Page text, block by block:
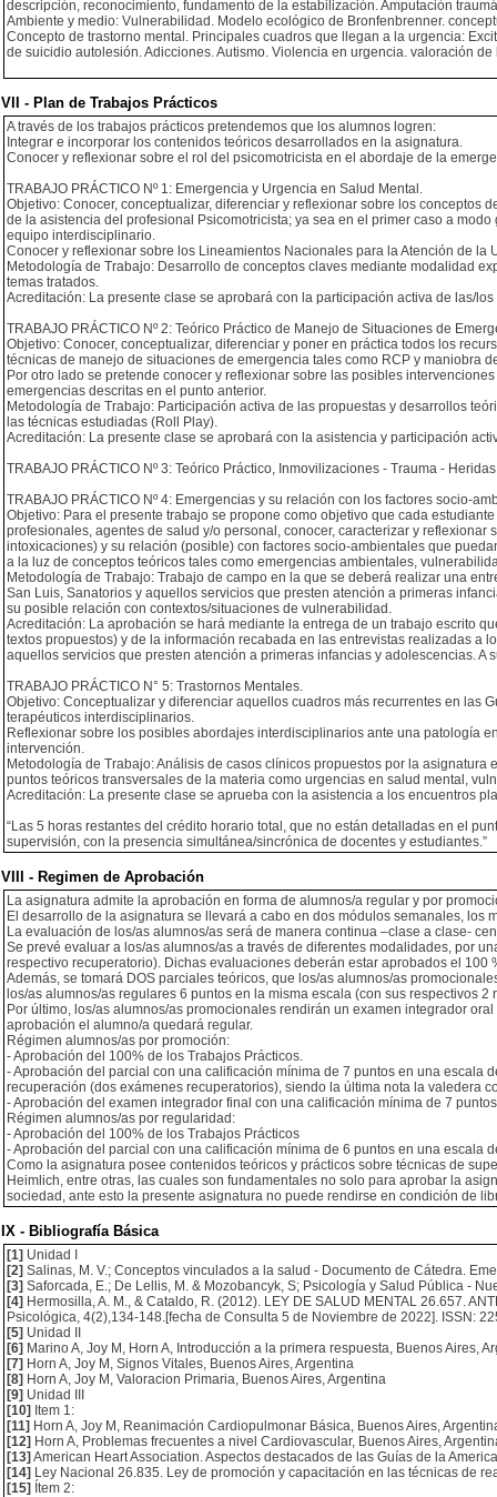
descripción, reconocimiento, fundamento de la estabilización. Amputación
Ambiente y medio: Vulnerabilidad. Modelo ecológico de Bronfenbrenner.
Concepto de trastorno mental. Principales cuadros que llegan a la urgencia:
de suicidio autolesión. Adicciones. Autismo. Violencia en urgencia. valoración
VII - Plan de Trabajos Prácticos
A través de los trabajos prácticos pretendemos que los alumnos logren:
Integrar e incorporar los contenidos teóricos desarrollados en la asignatura.
Conocer y reflexionar sobre el rol del psicomotricista en el abordaje de la
TRABAJO PRÁCTICO Nº 1: Emergencia y Urgencia en Salud Mental.
Objetivo: Conocer, conceptualizar, diferenciar y reflexionar sobre los
de la asistencia del profesional Psicomotricista; ya sea en el primer caso a
equipo interdisciplinario.
Conocer y reflexionar sobre los Lineamientos Nacionales para la Atención de la
Metodología de Trabajo: Desarrollo de conceptos claves mediante modalidad
temas tratados.
Acreditación: La presente clase se aprobará con la participación activa de las/
TRABAJO PRÁCTICO Nº 2: Teórico Práctico de Manejo de Situaciones de
Objetivo: Conocer, conceptualizar, diferenciar y poner en práctica todos los
técnicas de manejo de situaciones de emergencia tales como RCP y maniobra
Por otro lado se pretende conocer y reflexionar sobre las posibles
emergencias descritas en el punto anterior.
Metodología de Trabajo: Participación activa de las propuestas y desarrollos
las técnicas estudiadas (Roll Play).
Acreditación: La presente clase se aprobará con la asistencia y participación
TRABAJO PRÁCTICO Nº 3: Teórico Práctico, Inmovilizaciones - Trauma -
TRABAJO PRÁCTICO Nº 4: Emergencias y su relación con los factores socio-
Objetivo: Para el presente trabajo se propone como objetivo que cada
profesionales, agentes de salud y/o personal, conocer, caracterizar y
intoxicaciones) y su relación (posible) con factores socio-ambientales que
a la luz de conceptos teóricos tales como emergencias ambientales,
Metodología de Trabajo: Trabajo de campo en la que se deberá realizar una
San Luis, Sanatorios y aquellos servicios que presten atención a primeras
su posible relación con contextos/situaciones de vulnerabilidad.
Acreditación: La aprobación se hará mediante la entrega de un trabajo escrito
textos propuestos) y de la información recabada en las entrevistas realizadas a
aquellos servicios que presten atención a primeras infancias y adolescencias.
TRABAJO PRÁCTICO N° 5: Trastornos Mentales.
Objetivo: Conceptualizar y diferenciar aquellos cuadros más recurrentes en las
terapéuticos interdisciplinarios.
Reflexionar sobre los posibles abordajes interdisciplinarios ante una patología
intervención.
Metodología de Trabajo: Análisis de casos clínicos propuestos por la
puntos teóricos transversales de la materia como urgencias en salud mental,
Acreditación: La presente clase se aprueba con la asistencia a los encuentros
“Las 5 horas restantes del crédito horario total, que no están detalladas en el
supervisión, con la presencia simultánea/sincrónica de docentes y estudiantes.”
VIII - Regimen de Aprobación
La asignatura admite la aprobación en forma de alumnos/a regular y por
El desarrollo de la asignatura se llevará a cabo en dos módulos semanales, los
La evaluación de los/as alumnos/as será de manera continua –clase a clase-
Se prevé evaluar a los/as alumnos/as a través de diferentes modalidades, por
respectivo recuperatorio). Dichas evaluaciones deberán estar aprobados el
Además, se tomará DOS parciales teóricos, que los/as alumnos/as
los/as alumnos/as regulares 6 puntos en la misma escala (con sus respectivos 2
Por último, los/as alumnos/as promocionales rendirán un examen integrador
aprobación el alumno/a quedará regular.
Régimen alumnos/as por promoción:
- Aprobación del 100% de los Trabajos Prácticos.
- Aprobación del parcial con una calificación mínima de 7 puntos en una
recuperación (dos exámenes recuperatorios), siendo la última nota la valedera
- Aprobación del examen integrador final con una calificación mínima de 7
Régimen alumnos/as por regularidad:
- Aprobación del 100% de los Trabajos Prácticos
- Aprobación del parcial con una calificación mínima de 6 puntos en una escala
Como la asignatura posee contenidos teóricos y prácticos sobre técnicas de
Heimlich, entre otras, las cuales son fundamentales no solo para aprobar la
sociedad, ante esto la presente asignatura no puede rendirse en condición de
IX - Bibliografía Básica
[1] Unidad I
[2] Salinas, M. V.; Conceptos vinculados a la salud - Documento de Cátedra.
[3] Saforcada, E.; De Lellis, M. & Mozobancyk, S; Psicología y Salud Pública -
[4] Hermosilla, A. M., & Cataldo, R. (2012). LEY DE SALUD MENTAL 26.657.
Psicológica, 4(2),134-148.[fecha de Consulta 5 de Noviembre de 2022]. ISSN:
[5] Unidad II
[6] Marino A, Joy M, Horn A, Introducción a la primera respuesta, Buenos Aires,
[7] Horn A, Joy M, Signos Vitales, Buenos Aires, Argentina
[8] Horn A, Joy M, Valoracion Primaria, Buenos Aires, Argentina
[9] Unidad III
[10] Item 1:
[11] Horn A, Joy M, Reanimación Cardiopulmonar Básica, Buenos Aires,
[12] Horn A, Problemas frecuentes a nivel Cardiovascular, Buenos Aires,
[13] American Heart Association. Aspectos destacados de las Guías de la
[14] Ley Nacional 26.835. Ley de promoción y capacitación en las técnicas de
[15] Ítem 2: